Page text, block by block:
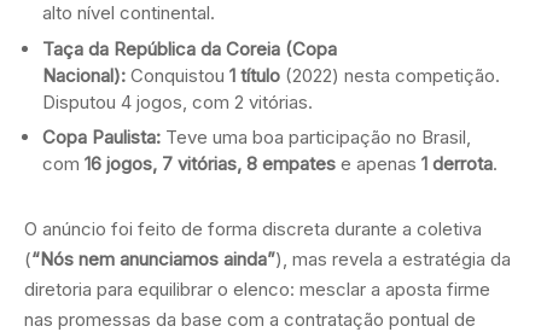
alto nível continental.
Taça da República da Coreia (Copa
Nacional): Conquistou 1 título (2022) nesta competição.
Disputou 4 jogos, com 2 vitórias.
Copa Paulista: Teve uma boa participação no Brasil,
com 16 jogos, 7 vitórias, 8 empates e apenas 1 derrota.
O anúncio foi feito de forma discreta durante a coletiva
(“Nós nem anunciamos ainda”), mas revela a estratégia da
diretoria para equilibrar o elenco: mesclar a aposta firme
nas promessas da base com a contratação pontual de